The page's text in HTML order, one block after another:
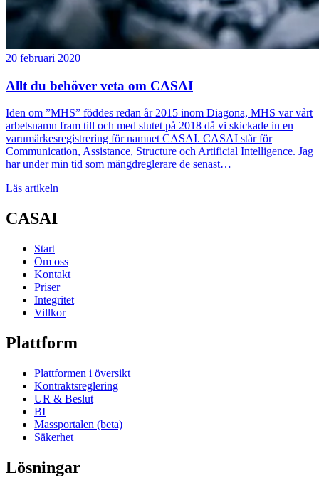
20 februari 2020
Allt du behöver veta om CASAI
Iden om ”MHS” föddes redan år 2015 inom Diagona, MHS var vårt
arbetsnamn fram till och med slutet på 2018 då vi skickade in en
varumärkesregistrering för namnet CASAI. CASAI står för
Communication, Assistance, Structure och Artificial Intelligence. Jag
har under min tid som mängdreglerare de senast…
Läs artikeln
CASAI
Start
Om oss
Kontakt
Priser
Integritet
Villkor
Plattform
Plattformen i översikt
Kontraktsreglering
UR & Beslut
BI
Massportalen (beta)
Säkerhet
Lösningar